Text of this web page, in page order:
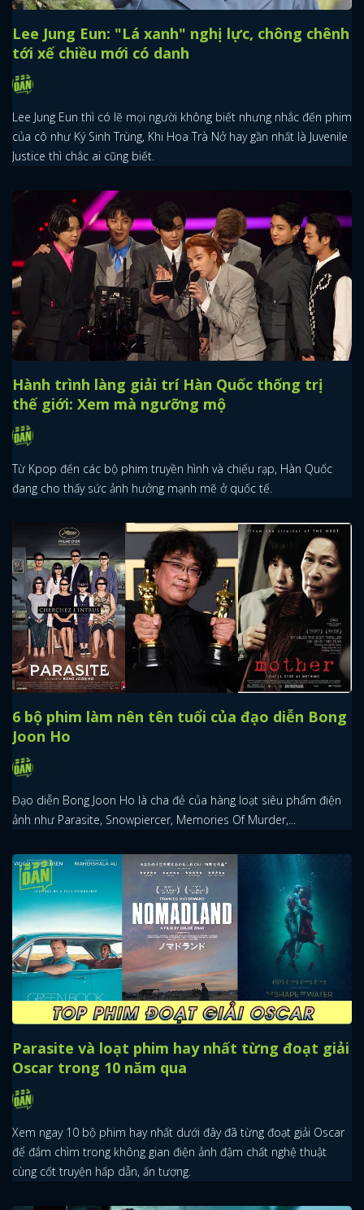
Lee Jung Eun: "Lá xanh" nghị lực, chông chênh
tới xế chiều mới có danh
Lee Jung Eun thì có lẽ mọi người không biết nhưng nhắc đến phim
của cô như Ký Sinh Trùng, Khi Hoa Trà Nở hay gần nhất là Juvenile
Justice thì chắc ai cũng biết.
Hành trình làng giải trí Hàn Quốc thống trị
thế giới: Xem mà ngưỡng mộ
Từ Kpop đến các bộ phim truyền hình và chiếu rạp, Hàn Quốc
đang cho thấy sức ảnh hưởng mạnh mẽ ở quốc tế.
6 bộ phim làm nên tên tuổi của đạo diễn Bong
Joon Ho
Đạo diễn Bong Joon Ho là cha đẻ của hàng loạt siêu phẩm điện
ảnh như Parasite, Snowpiercer, Memories Of Murder,...
Parasite và loạt phim hay nhất từng đoạt giải
Oscar trong 10 năm qua
Xem ngay 10 bộ phim hay nhất dưới đây đã từng đoạt giải Oscar
để đắm chìm trong không gian điện ảnh đậm chất nghệ thuật
cùng cốt truyện hấp dẫn, ấn tượng.